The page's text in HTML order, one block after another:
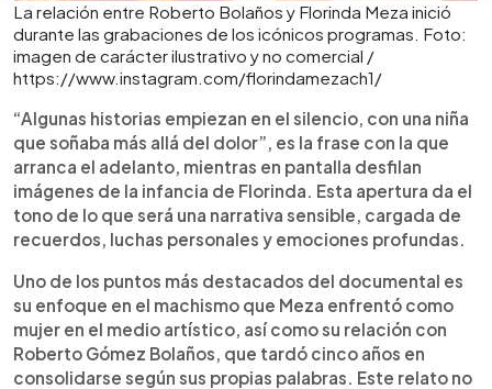
La relación entre Roberto Bolaños y Florinda Meza inició
durante las grabaciones de los icónicos programas. Foto:
imagen de carácter ilustrativo y no comercial /
https://www.instagram.com/florindamezach1/
“Algunas historias empiezan en el silencio, con una niña
que soñaba más allá del dolor”, es la frase con la que
arranca el adelanto, mientras en pantalla desfilan
imágenes de la infancia de Florinda. Esta apertura da el
tono de lo que será una narrativa sensible, cargada de
recuerdos, luchas personales y emociones profundas.
Uno de los puntos más destacados del documental es
su enfoque en el machismo que Meza enfrentó como
mujer en el medio artístico, así como su relación con
Roberto Gómez Bolaños, que tardó cinco años en
consolidarse según sus propias palabras. Este relato no